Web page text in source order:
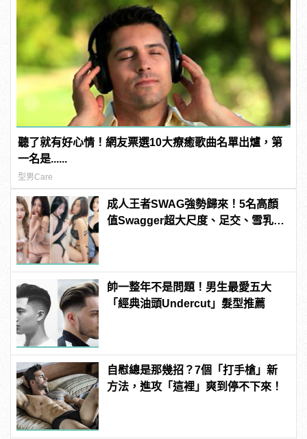
聽了就有好心情！網友票選10大療癒歌曲名單出爐，第
一名是......
型男Care
成人王者SWAG強勢歸來！5名高顏
值Swagger超大尺度、足交、雪乳、
帥一整年不是問題！男生最愛五大
「經典油頭Undercut」髮型推薦
自慰總是那幾招？7個「打手槍」新
方法，進攻「這裡」爽到停不下來！